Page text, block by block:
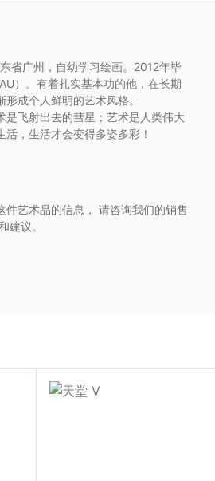
省广州，自幼学习绘画。2012年毕
）。有着扎实基本功的他，在长期
成个人鲜明的艺术风格。
是飞射出去的彗星；艺术是人类伟大
，生活才会变得多姿多彩！
件艺术品的信息， 请咨询我们的销售
建议。